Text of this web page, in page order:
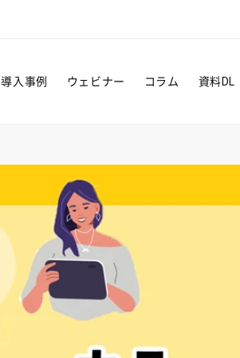
導入事例 ウェビナー コラム 資料DL